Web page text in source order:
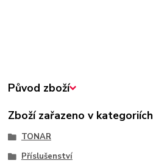
Původ zboží
Zboží zařazeno v kategoriích
TONAR
Příslušenství